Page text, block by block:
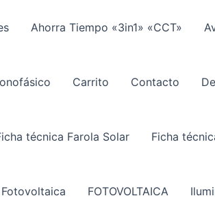
Ahorra Tiempo «3in1» «CCT»
Carrito Contacto
técnica Farola Solar Ficha
Fotovoltaica FOTOVOLTAICA